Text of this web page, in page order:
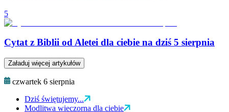
5
Cytat z Biblii od Aletei dla ciebie na dziś 5 sierpnia
Załaduj więcej artykułów
czwartek 6 sierpnia
Dziś świętujemy...
Modlitwa wieczorna dla ciebie